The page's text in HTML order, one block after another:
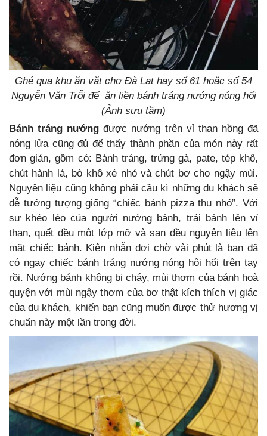
Ghé qua khu ăn vặt chợ Đà Lạt hay số 61 hoặc số 54
Nguyễn Văn Trỗi để ăn liền bánh tráng nướng nóng hổi
(Ảnh sưu tầm)
Bánh tráng nướng được nướng trên vỉ than hồng đã
nóng lửa cũng đủ để thấy thành phần của món này rất
đơn giản, gồm có: Bánh tráng, trứng gà, pate, tép khô,
chút hành lá, bò khô xé nhỏ và chút bơ cho ngậy mùi.
Nguyên liệu cũng không phải cầu kì những du khách sẽ
dễ tưởng tượng giống “chiếc bánh pizza thu nhỏ”. Với
sự khéo léo của người nướng bánh, trải bánh lên vỉ
than, quết đều một lớp mỡ và san đều nguyên liệu lên
mặt chiếc bánh. Kiên nhẫn đợi chờ vài phút là bạn đã
có ngay chiếc bánh tráng nướng nóng hôi hổi trên tay
rồi. Nướng bánh không bị cháy, mùi thơm của bánh hoà
quyện với mùi ngậy thơm của bơ thật kích thích vị giác
của du khách, khiến bạn cũng muốn được thử hương vị
chuẩn này một lần trong đời.